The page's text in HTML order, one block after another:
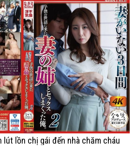
lút lồn chị gái đến nhà chăm cháu